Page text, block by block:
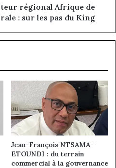
régional Afrique de
: sur les pas du King
Jean-François NTSAMA-
ETOUNDI : du terrain
commercial à la gouvernance